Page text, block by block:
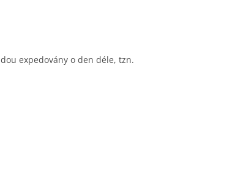
expedovány o den déle, tzn.